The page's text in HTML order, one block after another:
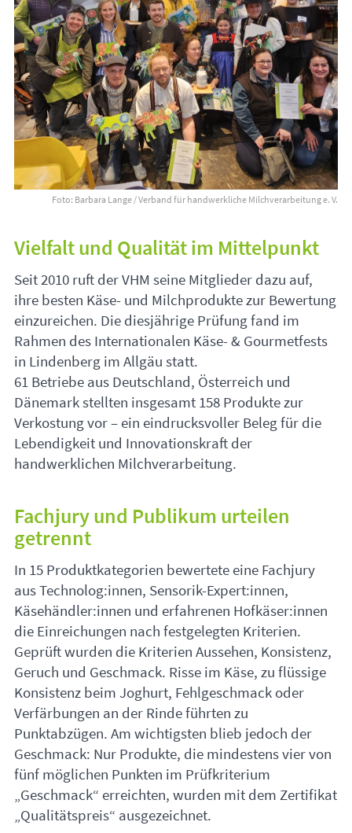
Foto: Barbara Lange / Verband für handwerkliche Milchverarbeitung e. V.
Vielfalt und Qualität im Mittelpunkt
Seit 2010 ruft derVHM seine Mitglieder dazu auf,
ihre besten Käse- und Milchprodukte zur Bewertung
einzureichen. Die diesjährige Prüfung fand im
Rahmen des Internationalen Käse- & Gourmetfests
in Lindenberg im Allgäu statt.
61 Betriebe aus Deutschland, Österreich und
Dänemark stellten insgesamt 158 Produkte zur
Verkostung vor – ein eindrucksvoller Beleg für die
Lebendigkeit und Innovationskraft der
handwerklichen Milchverarbeitung.
Fachjury und Publikum urteilen
getrennt
In 15 Produktkategorien bewertete eine Fachjury
aus Technolog:innen, Sensorik-Expert:innen,
Käsehändler:innen und erfahrenen Hofkäser:innen
die Einreichungen nach festgelegten Kriterien.
Geprüft wurden die Kriterien Aussehen, Konsistenz,
Geruch und Geschmack. Risse im Käse, zu flüssige
Konsistenz beim Joghurt, Fehlgeschmack oder
Verfärbungen an der Rinde führten zu
Punktabzügen. Am wichtigsten blieb jedoch der
Geschmack: Nur Produkte, die mindestens vier von
fünf möglichen Punkten im Prüfkriterium
„Geschmack“ erreichten, wurden mit dem Zertifikat
„Qualitätspreis“ ausgezeichnet.